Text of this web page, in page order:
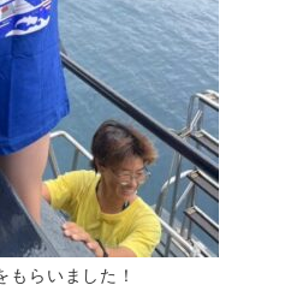
らいました！